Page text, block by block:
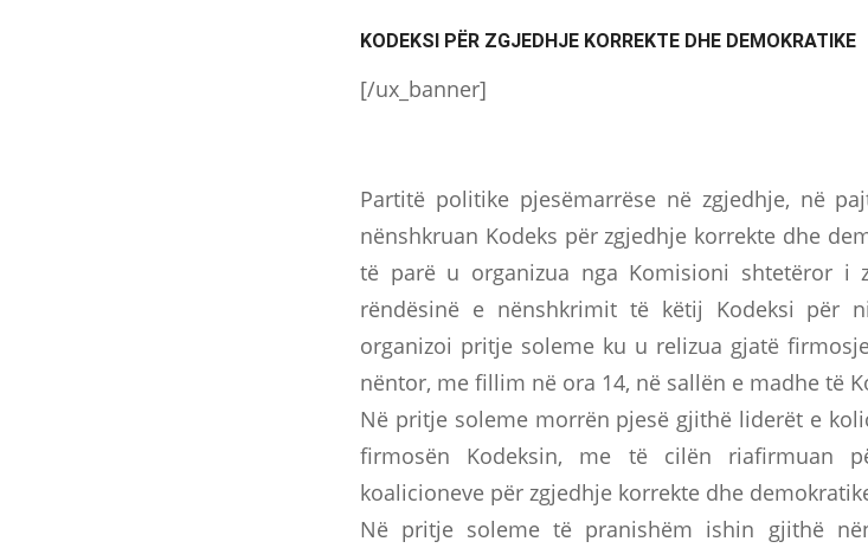
KODEKSI PËR ZGJEDHJE KORREKTE DHE DEMOKRATIKE
[/ux_banner]
Partitë politike pjesëmarrëse në zgjedhje, në
nënshkruan Kodeks për zgjedhje korrekte dhe
të parë u organizua nga Komisioni shtetëror i
rëndësinë e nënshkrimit të këtij Kodeksi për
organizoi pritje soleme ku u relizua gjatë
nëntor, me fillim në ora 14, në sallën e madhe të
Në pritje soleme morrën pjesë gjithë liderët e
firmosën Kodeksin, me të cilën riafirmuan
koalicioneve për zgjedhje korrekte dhe
Në pritje soleme të pranishëm ishin gjithë